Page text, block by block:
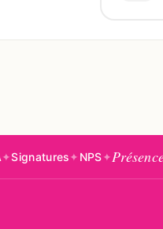
NPS✦Présences✦